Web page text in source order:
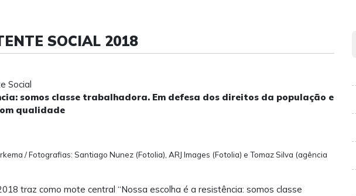
SOCIAL 2018
Social
somos classe trabalhadora. Em defesa dos direitos da população e
qualidade
/ Fotografias: Santiago Nunez (Fotolia), ARJ Images (Fotolia) e Tomaz Silva (agência
traz como mote central “Nossa escolha é a resistência: somos classe